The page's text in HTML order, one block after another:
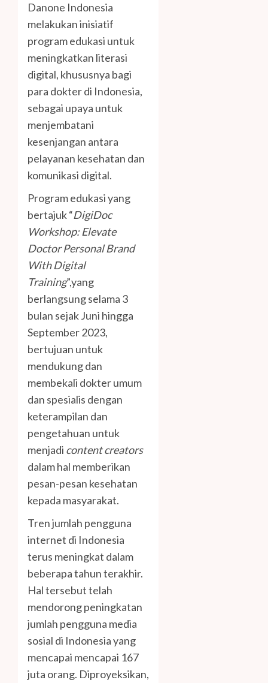
Danone Indonesia
melakukan inisiatif
program edukasi untuk
meningkatkan literasi
digital, khususnya bagi
para dokter di Indonesia,
sebagai upaya untuk
menjembatani
kesenjangan antara
pelayanan kesehatan dan
komunikasi digital.
Program edukasi yang
bertajuk “DigiDoc
Workshop: Elevate
Doctor Personal Brand
With Digital
Training”,yang
berlangsung selama 3
bulan sejak Juni hingga
September 2023,
bertujuan untuk
mendukung dan
membekali dokter umum
dan spesialis dengan
keterampilan dan
pengetahuan untuk
menjadi content creators
dalam hal memberikan
pesan-pesan kesehatan
kepada masyarakat.
Tren jumlah pengguna
internet di Indonesia
terus meningkat dalam
beberapa tahun terakhir.
Hal tersebut telah
mendorong peningkatan
jumlah pengguna media
sosial di Indonesia yang
mencapai mencapai 167
juta orang. Diproyeksikan,